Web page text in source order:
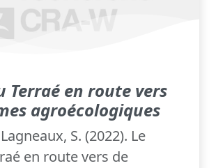
Terraé en route vers
agroécologiques
S. (2022). Le
en route vers de